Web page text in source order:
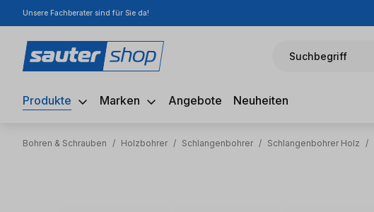
Hauptinhalt springen
Zur Suche springen
Zur Hauptnavigation springen
Unsere Fachberater sind für Sie da!
Suchbegriff
Produkte Marken Angebote Neuheiten
Bohren & Schrauben / Holzbohrer / Schlangenbohrer / Schlangenbohrer Holz /